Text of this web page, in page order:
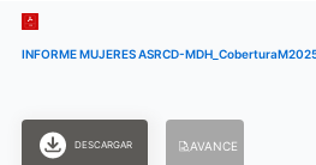
INFORME MUJERES ASRCD-
DESCARGAR AVANCE